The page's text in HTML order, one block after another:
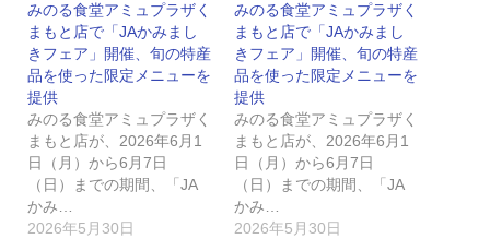
みのる食堂アミュプラザく
まもと店で「JAかみまし
きフェア」開催、旬の特産
品を使った限定メニューを
提供
みのる食堂アミュプラザく
まもと店が、2026年6月1
日（月）から6月7日
（日）までの期間、「JA
かみ…
2026年5月30日
みのる食堂アミュプラザく
まもと店で「JAかみまし
きフェア」開催、旬の特産
品を使った限定メニューを
提供
みのる食堂アミュプラザく
まもと店が、2026年6月1
日（月）から6月7日
（日）までの期間、「JA
かみ…
2026年5月30日